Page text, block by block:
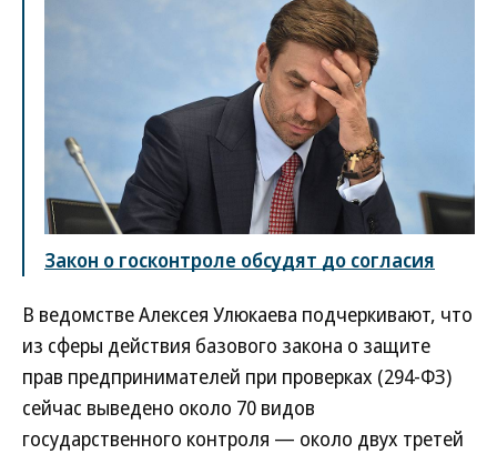
Закон о госконтроле обсудят до согласия
В ведомстве Алексея Улюкаева подчеркивают, что
из сферы действия базового закона о защите
прав предпринимателей при проверках (294-ФЗ)
сейчас выведено около 70 видов
государственного контроля — около двух третей